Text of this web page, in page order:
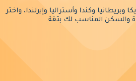
وبريطانيا وكندا وأستراليا وإيرلندا، واختر
والسكن المناسب لك بثقة.